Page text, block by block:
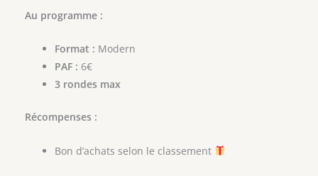
Au programme :
Format : Modern
PAF : 6€
3 rondes max
Récompenses :
Bon d’achats selon le classement